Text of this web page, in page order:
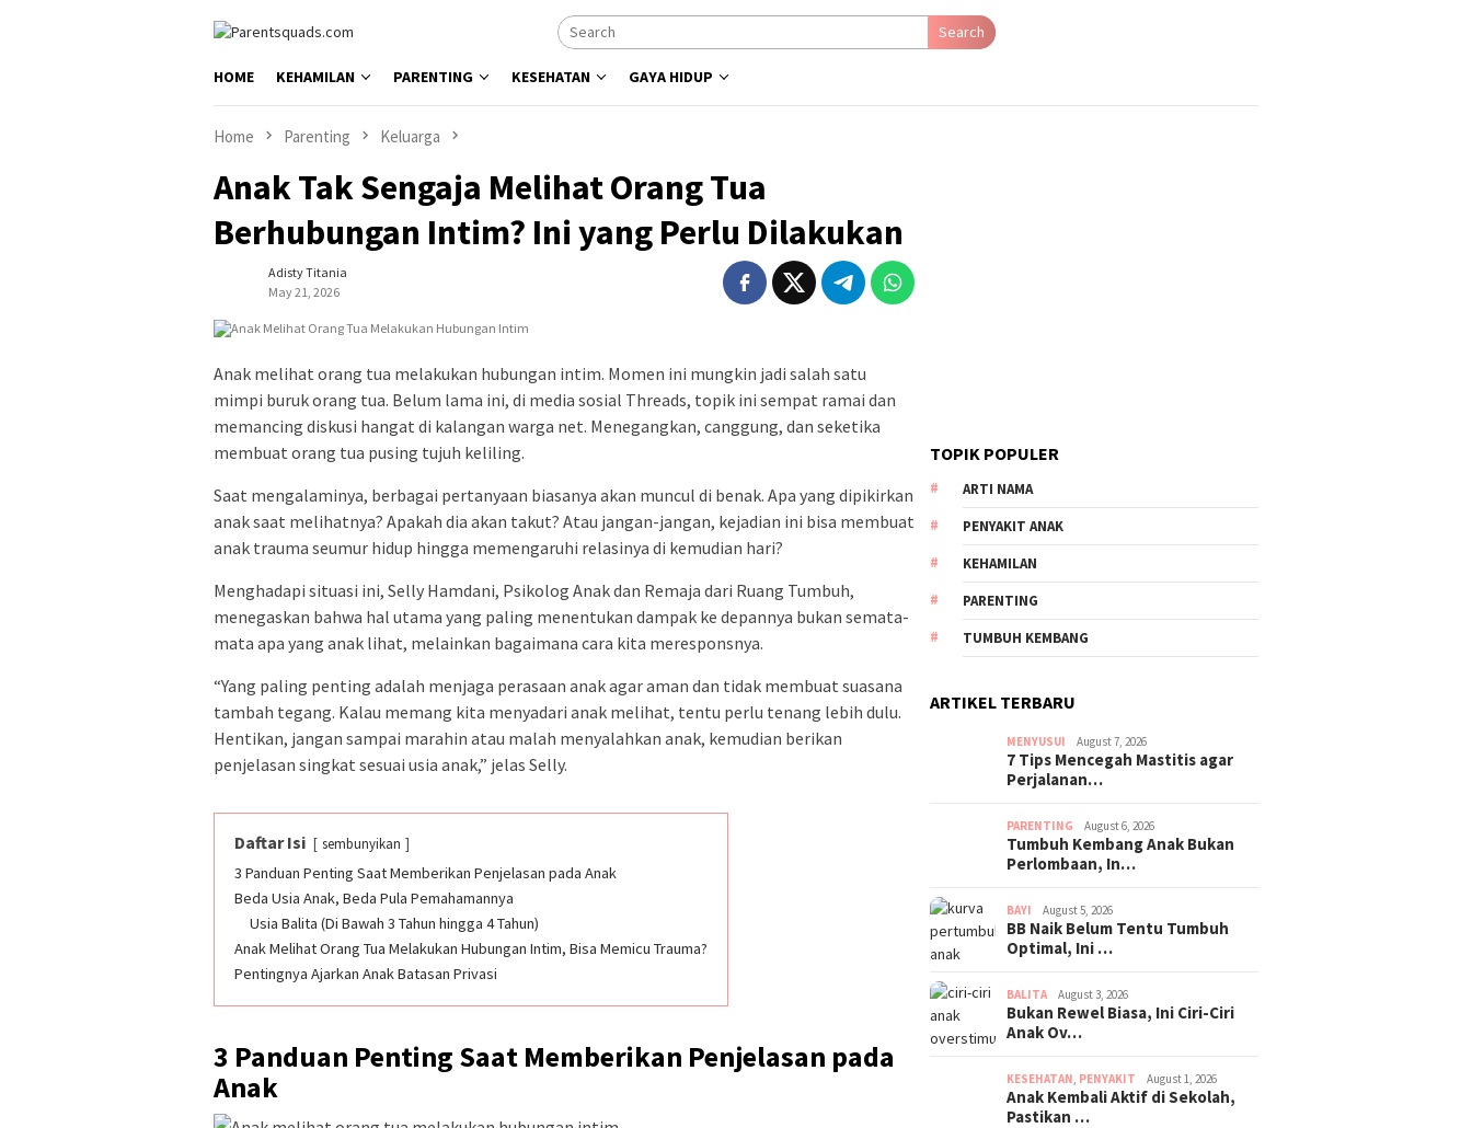
Search
HOME KEHAMILAN PARENTING KESEHATAN GAYA HIDUP
Home Parenting Keluarga
Anak Tak Sengaja Melihat Orang Tua
Berhubungan Intim? Ini yang Perlu Dilakukan
Adisty Titania
May 21, 2026
Anak melihat orang tua melakukan hubungan intim. Momen ini mungkin jadi salah satu
mimpi buruk orang tua. Belum lama ini, di media sosial Threads, topik ini sempat ramai dan
memancing diskusi hangat di kalangan warga net. Menegangkan, canggung, dan seketika
membuat orang tua pusing tujuh keliling.
Saat mengalaminya, berbagai pertanyaan biasanya akan muncul di benak. Apa yang dipikirkan
anak saat melihatnya? Apakah dia akan takut? Atau jangan-jangan, kejadian ini bisa membuat
anak trauma seumur hidup hingga memengaruhi relasinya di kemudian hari?
Menghadapi situasi ini, Selly Hamdani, Psikolog Anak dan Remaja dari Ruang Tumbuh,
menegaskan bahwa hal utama yang paling menentukan dampak ke depannya bukan semata-
mata apa yang anak lihat, melainkan bagaimana cara kita meresponsnya.
“Yang paling penting adalah menjaga perasaan anak agar aman dan tidak membuat suasana
tambah tegang. Kalau memang kita menyadari anak melihat, tentu perlu tenang lebih dulu.
Hentikan, jangan sampai marahin atau malah menyalahkan anak, kemudian berikan
penjelasan singkat sesuai usia anak,” jelas Selly.
Daftar Isi sembunyikan
3 Panduan Penting Saat Memberikan Penjelasan pada Anak
Beda Usia Anak, Beda Pula Pemahamannya
Usia Balita (Di Bawah 3 Tahun hingga 4 Tahun)
Anak Melihat Orang Tua Melakukan Hubungan Intim, Bisa Memicu Trauma?
Pentingnya Ajarkan Anak Batasan Privasi
3 Panduan Penting Saat Memberikan Penjelasan pada
Anak
TOPIK POPULER
ARTI NAMA
PENYAKIT ANAK
KEHAMILAN
PARENTING
TUMBUH KEMBANG
ARTIKEL TERBARU
MENYUSUI August 7, 2026
7 Tips Mencegah Mastitis agar
Perjalanan…
PARENTING August 6, 2026
Tumbuh Kembang Anak Bukan
Perlombaan, In…
BAYI August 5, 2026
BB Naik Belum Tentu Tumbuh
Optimal, Ini …
BALITA August 3, 2026
Bukan Rewel Biasa, Ini Ciri-Ciri
Anak Ov…
KESEHATAN, PENYAKIT August 1, 2026
Anak Kembali Aktif di Sekolah,
Pastikan …